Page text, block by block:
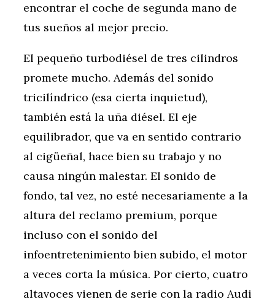
encontrar el coche de segunda mano de
tus sueños al mejor precio.
El pequeño turbodiésel de tres cilindros
promete mucho. Además del sonido
tricilíndrico (esa cierta inquietud),
también está la uña diésel. El eje
equilibrador, que va en sentido contrario
al cigüeñal, hace bien su trabajo y no
causa ningún malestar. El sonido de
fondo, tal vez, no esté necesariamente a la
altura del reclamo premium, porque
incluso con el sonido del
infoentretenimiento bien subido, el motor
a veces corta la música. Por cierto, cuatro
altavoces vienen de serie con la radio Audi